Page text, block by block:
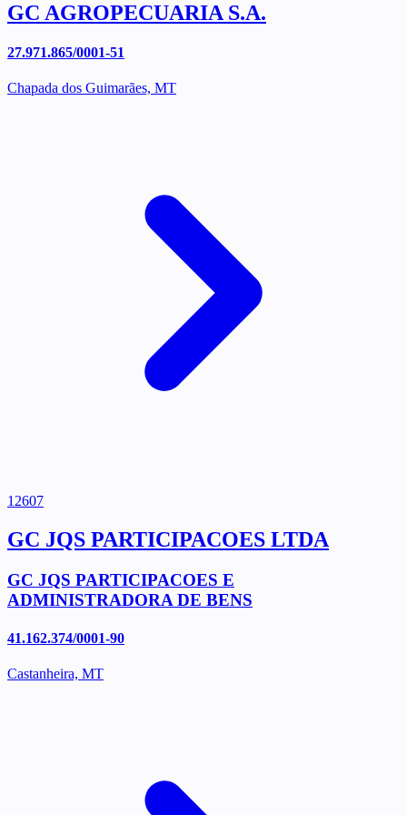
GC AGROPECUARIA S.A.
27.971.865/0001-51
Chapada dos Guimarães, MT
12607
GC JQS PARTICIPACOES LTDA
GC JQS PARTICIPACOES E
ADMINISTRADORA DE BENS
41.162.374/0001-90
Castanheira, MT